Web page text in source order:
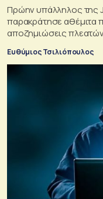
Πρώην υπάλληλος της
παρακράτησε αθέμιτα
αποζημιώσεις
Ευθύμιος Τσιλιόπουλος